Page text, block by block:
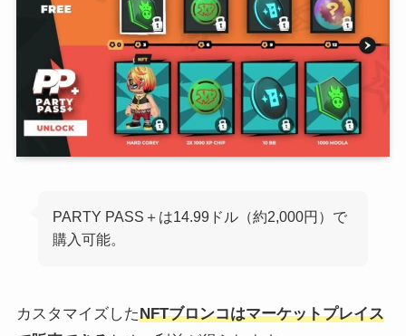
PARTY PASS＋は14.99ドル（約2,000円）で
購入可能。
カスタマイズしたNFTブロンコはマーケットプレイス